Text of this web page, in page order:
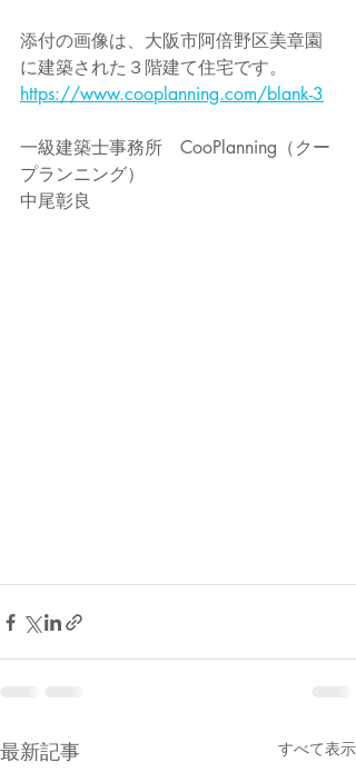
添付の画像は、大阪市阿倍野区美章園
に建築された３階建て住宅です。
https://www.cooplanning.com/blank-3
一級建築士事務所　CooPlanning（クー
プランニング）
中尾彰良
最新記事 すべて表示